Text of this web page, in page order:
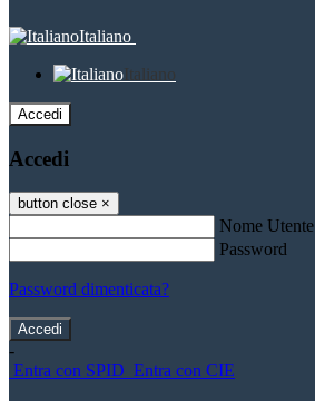
Italiano
Italiano
Accedi
Accedi
button close ×
Nome Utente
Password
Password dimenticata?
-
Entra con SPID Entra con CIE